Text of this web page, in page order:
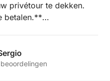
privétour te dekken.
betalen.**
voor een
vaart u langs de